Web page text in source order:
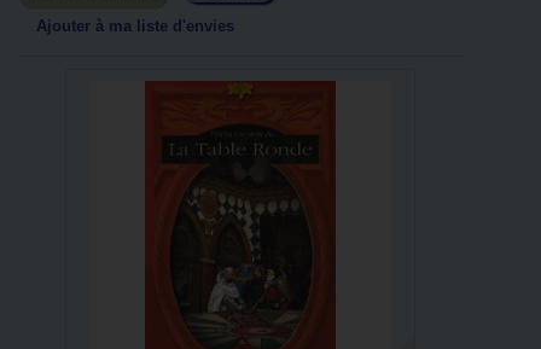
Ajouter à ma liste d'envies